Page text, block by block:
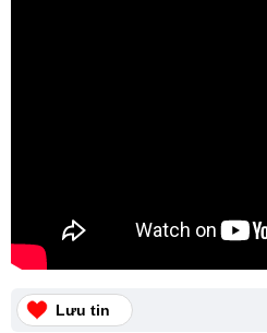
Lưu tin